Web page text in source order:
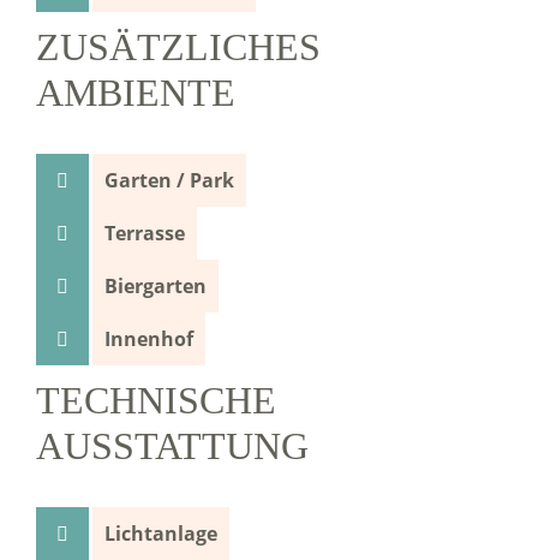
ZUSÄTZLICHES
AMBIENTE
Garten / Park
Terrasse
Biergarten
Innenhof
TECHNISCHE
AUSSTATTUNG
Lichtanlage